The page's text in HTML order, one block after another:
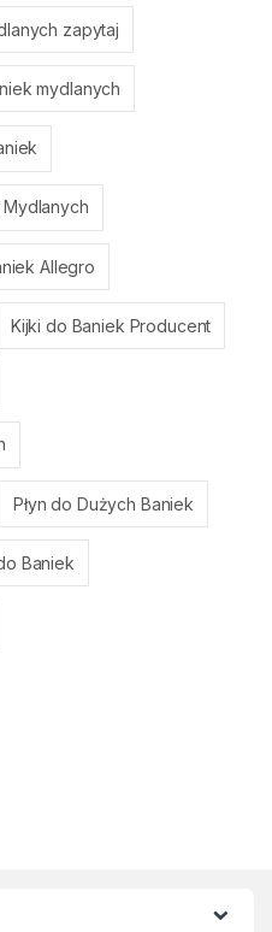
zapytaj
mydlanych
Allegro
Kijki do Baniek Producent
Płyn do Dużych Baniek
Baniek